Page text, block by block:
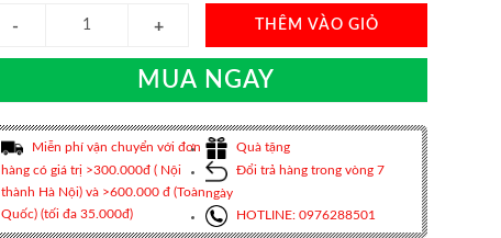
THÊM VÀO GIỎ
MUA NGAY
Miễn phí vận chuyển với đơn
hàng có giá trị >300.000đ ( Nội
thành Hà Nội) và >600.000 đ (Toàn
Quốc) (tối đa 35.000đ)
Quà tặng
Đổi trả hàng trong vòng 7
ngày
HOTLINE: 0976288501